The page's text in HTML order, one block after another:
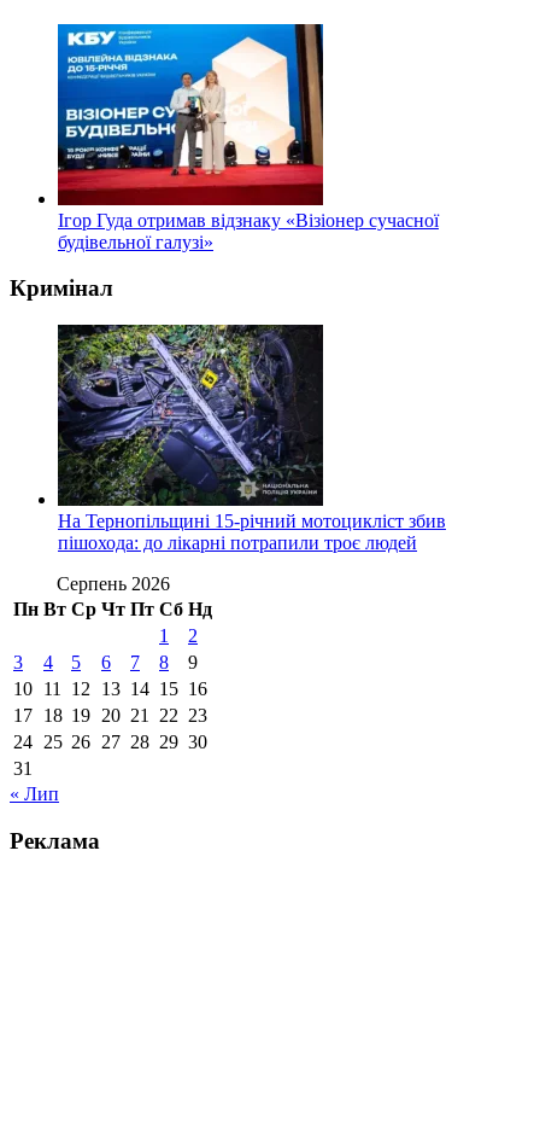
Ігор Гуда отримав відзнаку «Візіонер сучасної
будівельної галузі»
Кримінал
На Тернопільщині 15-річний мотоцикліст збив
пішохода: до лікарні потрапили троє людей
Серпень 2026
Пн Вт Ср Чт Пт Сб Нд
1
2
3
4 5 6 7 8
9
10 11 12 13 14 15 16
17 18 19 20 21 22 23
24 25 26 27 28 29 30
31
« Лип
Реклама